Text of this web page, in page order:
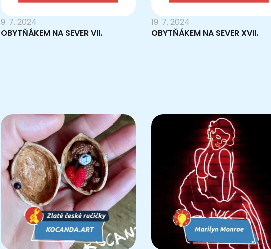
9. 7. 2024
OBYTŇÁKEM NA SEVER VII.
19. 7. 2024
OBYTŇÁKEM NA SEVER XVII.